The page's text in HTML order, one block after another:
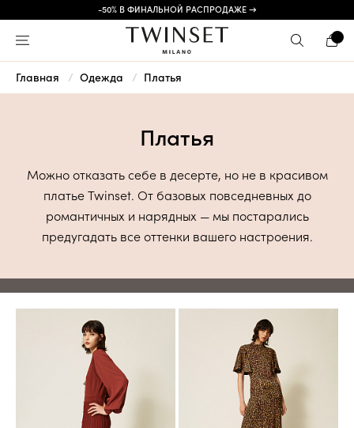
-50% В ФИНАЛЬНОЙ РАСПРОДАЖЕ →
Главная Одежда Платья
Платья
Можно отказать себе в десерте, но не в красивом
платье Twinset. От базовых повседневных до
романтичных и нарядных — мы постарались
предугадать все оттенки вашего настроения.